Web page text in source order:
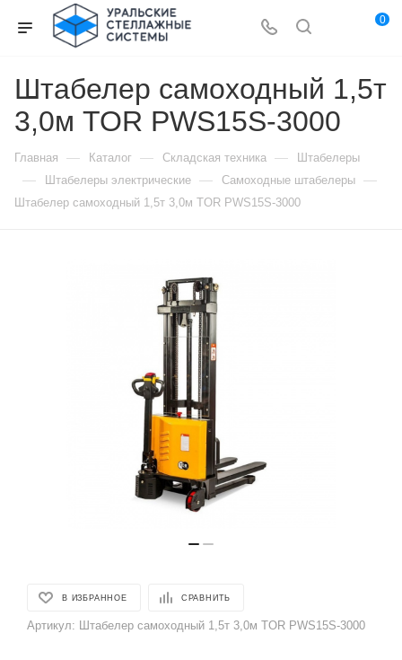
0
Штабелер самоходный 1,5т
3,0м TOR PWS15S-3000
Главная — Каталог — Складская техника — Штабелеры
— Штабелеры электрические — Самоходные штабелеры —
Штабелер самоходный 1,5т 3,0м TOR PWS15S-3000
В ИЗБРАННОЕ СРАВНИТЬ
Артикул: Штабелер самоходный 1,5т 3,0м TOR PWS15S-3000